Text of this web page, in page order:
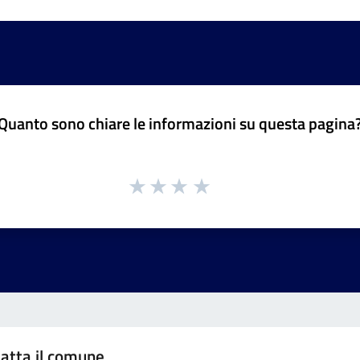
sono chiare le informazioni su questa